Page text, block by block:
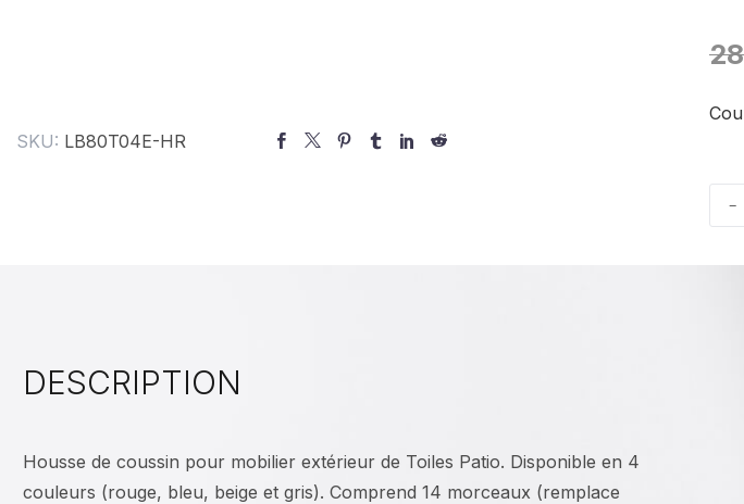
SKU: LB80T04E-HR
-
DESCRIPTION
Housse de coussin pour mobilier extérieur de Toiles Patio. Disponible en 4
couleurs (rouge, bleu, beige et gris). Comprend 14 morceaux (remplace